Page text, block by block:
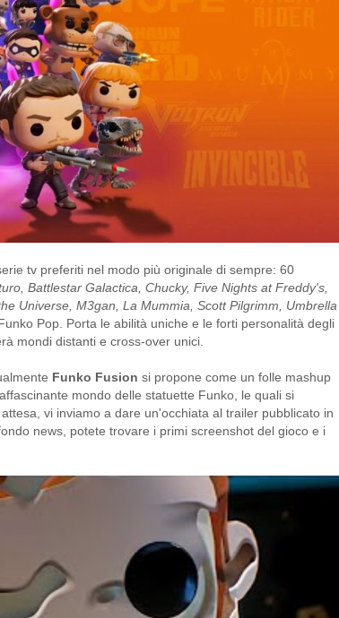
tv preferiti nel modo più originale di sempre: 60
Battlestar Galactica, Chucky, Five Nights at Freddy's,
Universe, M3gan, La Mummia, Scott Pilgrimm, Umbrella
Pop. Porta le abilità uniche e le forti personalità degli
mondi distanti e cross-over unici.
Funko Fusion si propone come un folle mashup
mondo delle statuette Funko, le quali si
vi inviamo a dare un'occhiata al trailer pubblicato in
news, potete trovare i primi screenshot del gioco e i